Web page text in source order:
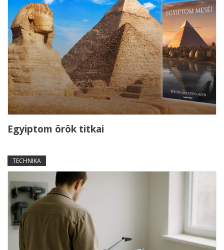
Egyiptom örök titkai
TECHNIKA